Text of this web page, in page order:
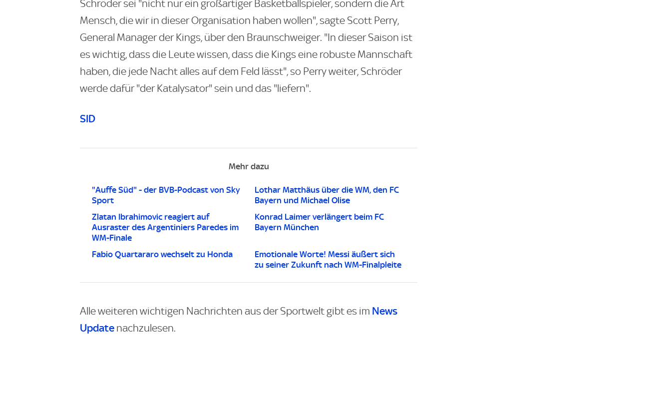
Schröder sei "nicht nur ein großartiger Basketballspieler, sondern die Art
Mensch, die wir in dieser Organisation haben wollen", sagte Scott Perry,
General Manager der Kings, über den Braunschweiger. "In dieser Saison ist
es wichtig, dass die Leute wissen, dass die Kings eine robuste Mannschaft
haben, die jede Nacht alles auf dem Feld lässt", so Perry weiter, Schröder
werde dafür "der Katalysator" sein und das "liefern".
SID
Mehr dazu
"Auffe Süd" - der BVB-Podcast von Sky
Sport
Lothar Matthäus über die WM, den FC
Bayern und Michael Olise
Zlatan Ibrahimovic reagiert auf
Ausraster des Argentiniers Paredes im
WM-Finale
Konrad Laimer verlängert beim FC
Bayern München
Fabio Quartararo wechselt zu Honda
Emotionale Worte! Messi äußert sich
zu seiner Zukunft nach WM-Finalpleite
Alle weiteren wichtigen Nachrichten aus der Sportwelt gibt es im News
Update nachzulesen.